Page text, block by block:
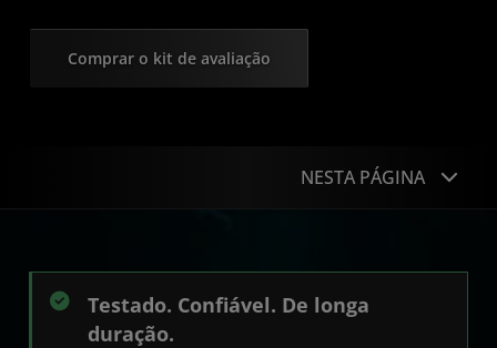
Comprar o kit de avaliação
NESTA PÁGINA
Tabela de produtos
Testado. Confiável. De longa
duração.